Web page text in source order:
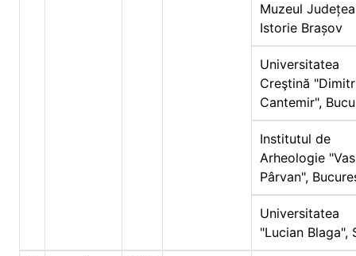
Muzeul
Istorie Brașov
Universitatea
Creştină
Cantemir",
Institutul de
Arheologie
Pârvan",
Universitatea
"Lucian Blaga",